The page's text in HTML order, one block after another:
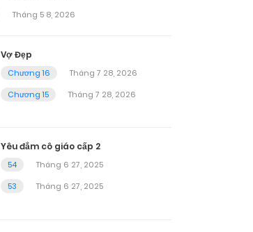
Tháng 5 8, 2026
Vợ Đẹp
Chương 16
Tháng 7 28, 2026
Chương 15
Tháng 7 28, 2026
Yêu đắm cô giáo cấp 2
54
Tháng 6 27, 2025
53
Tháng 6 27, 2025